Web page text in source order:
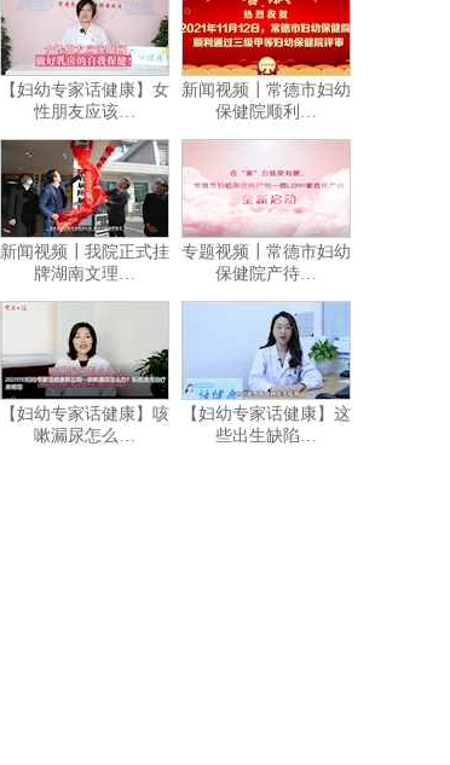
【妇幼专家话健康】女
性朋友应该…
新闻视频┃常德市妇幼
保健院顺利…
新闻视频┃我院正式挂
牌湖南文理…
专题视频┃常德市妇幼
保健院产待…
【妇幼专家话健康】咳
嗽漏尿怎么…
【妇幼专家话健康】这
些出生缺陷…